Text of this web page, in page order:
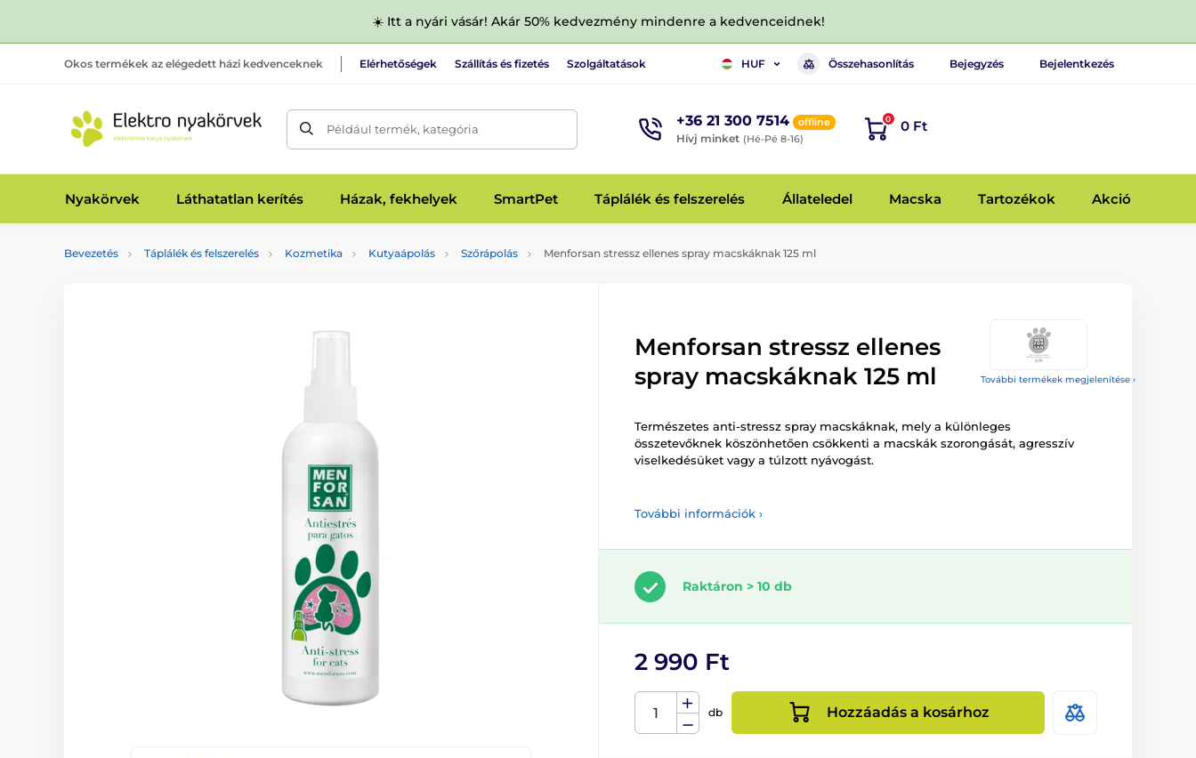
☀️ Itt a nyári vásár! Akár 50% kedvezmény mindenre a kedvenceidnek!
Okos termékek az elégedett házi kedvenceknek Elérhetőségek Szállítás és fizetés Szolgáltatások HUF Összehasonlítás Bejegyzés Bejelentkezés
Például termék, kategória +36 21 300 7514 offline
Hívj minket (Hé-Pé 8-16)
0 0 Ft
Nyakörvek Láthatatlan kerítés Házak, fekhelyek SmartPet Táplálék és felszerelés Állateledel Macska Tartozékok Akció
Bevezetés Táplálék és felszerelés Kozmetika Kutyaápolás Szőrápolás Menforsan stressz ellenes spray macskáknak 125 ml
További termékek megjelenítése ›
Menforsan stressz ellenes
spray macskáknak 125 ml
Természetes anti-stressz spray macskáknak, mely a különleges
összetevőknek köszönhetően csökkenti a macskák szorongását, agresszív
viselkedésüket vagy a túlzott nyávogást.
További információk ›
Raktáron > 10 db
2 990 Ft
db Hozzáadás a kosárhoz